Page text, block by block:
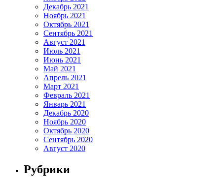
Декабрь 2021
Ноябрь 2021
Октябрь 2021
Сентябрь 2021
Август 2021
Июль 2021
Июнь 2021
Май 2021
Апрель 2021
Март 2021
Февраль 2021
Январь 2021
Декабрь 2020
Ноябрь 2020
Октябрь 2020
Сентябрь 2020
Август 2020
Рубрики